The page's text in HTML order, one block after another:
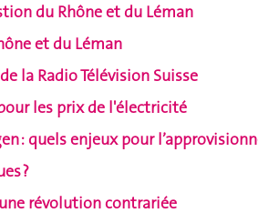
du Rhône et du Léman
et du Léman
la Radio Télévision Suisse
les prix de l'électricité
: quels enjeux pour
?
révolution contrariée